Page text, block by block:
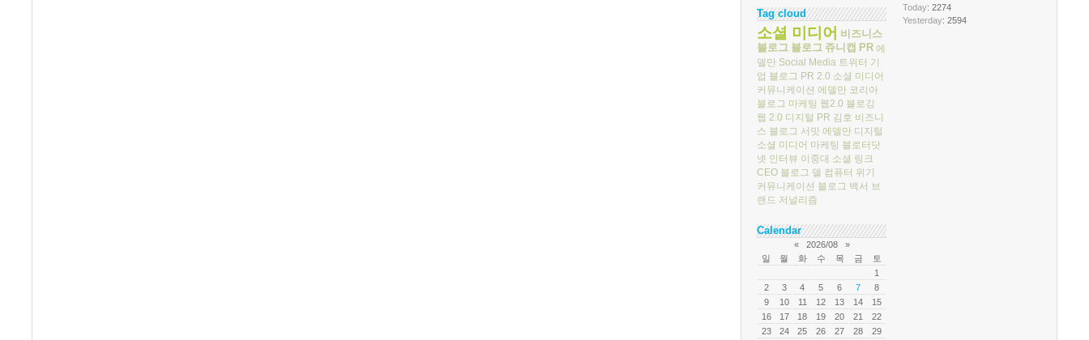
Tag cloud
소셜 미디어 비즈니스
블로그 블로그 쥬니캡 PR 에
델만 Social Media 트위터 기
업 블로그 PR 2.0 소셜 미디어
커뮤니케이션 에델만 코리아
블로그 마케팅 웹2.0 블로깅
웹 2.0 디지털 PR 김호 비즈니
스 블로그 서밋 에델만 디지털
소셜 미디어 마케팅 블로터닷
넷 인터뷰 이중대 소셜 링크
CEO 블로그 델 컴퓨터 위기
커뮤니케이션 블로그 백서 브
랜드 저널리즘
Calendar
« 2026/08
»
일
월 화 수 목 금
토
1
2
3 4 5 6 7
8
9
10 11 12 13 14
15
16
17 18 19 20 21
22
23
24 25 26 27 28 29
Today: 2274
Yesterday: 2594